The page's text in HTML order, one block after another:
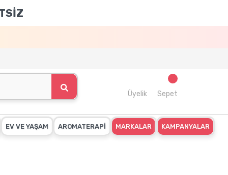
Üyelik Sepet
EV VE YAŞAM AROMATERAPİ MARKALAR KAMPANYALAR